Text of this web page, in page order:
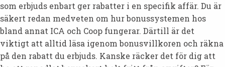
som erbjuds enbart ger rabatter i en specifik affär. Du är
säkert redan medveten om hur bonussystemen hos
bland annat ICA och Coop fungerar. Därtill är det
viktigt att alltid läsa igenom bonusvillkoren och räkna
på den rabatt du erbjuds. Kanske räcker det för dig att